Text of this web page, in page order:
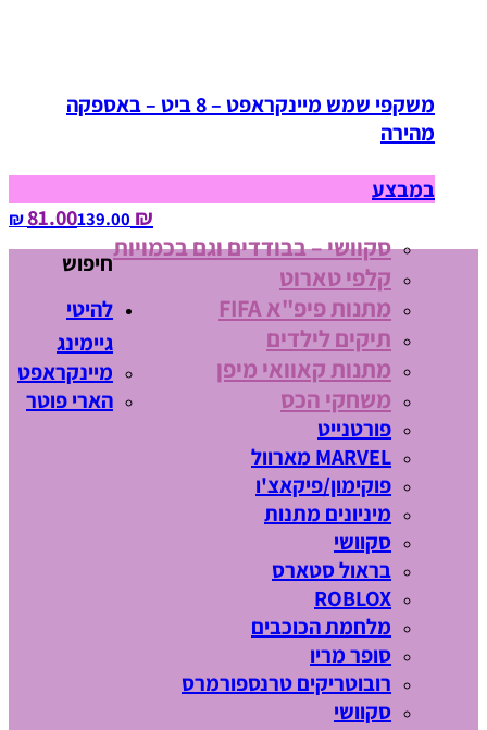
משקפי שמש מיינקראפט – 8 ביט – באספקה
מהירה
במבצע
₪ 81.00
139.00‏ ₪
סקוושי – בבודדים וגם בכמויות
קלפי טארוט
מתנות פיפ"א FIFA
תיקים לילדים
מתנות קאוואי מיפן
משחקי הכס
חיפוש
להיטי
גיימינג
מיינקראפט
הארי פוטר
פורטנייט
MARVEL מארוול
פוקימון/פיקאצ'ו
מיניונים מתנות
סקוושי
בראול סטארס
ROBLOX
מלחמת הכוכבים
סופר מריו
רובוטריקים טרנספורמרס
סקוושי